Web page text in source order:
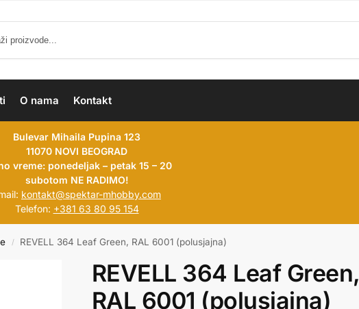
O nama Kontakt
Bulevar Mihaila Pupina 123
11070 NOVI BEOGRAD
vreme: ponedeljak – petak 15 – 20
subotom NE RADIMO!
kontakt@spektar-mhobby.com
Telefon: +381 63 80 95 154
/ REVELL 364 Leaf Green, RAL 6001 (polusjajna)
REVELL 364 Leaf Green,
RAL 6001 (polusjajna)